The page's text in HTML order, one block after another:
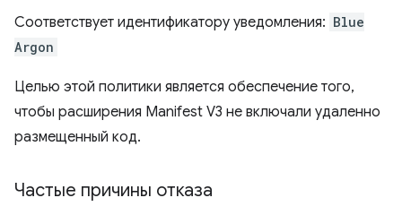
Соответствует идентификатору уведомления: Blue
Argon
Целью этой политики является обеспечение того,
чтобы расширения Manifest V3 не включали удаленно
размещенный код.
Частые причины отказа